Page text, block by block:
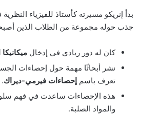
بدأ إنريكو مسيرته كأستاذ للفيزياء
جذب حوله مجموعة من الطلاب الذين
كان له دور ريادي في إدخال
نشر أبحاثًا مهمة حول إحصاءات
تعرف باسم إحصاءات فيرمي-ديراك.
هذه الإحصاءات ساعدت في فهم
والمواد الصلبة.